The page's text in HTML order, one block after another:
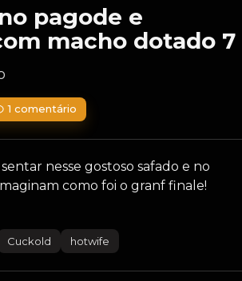
pagode e
macho dotado 7
1 comentário
nesse gostoso safado e no
como foi o granf finale!
Cuckold hotwife